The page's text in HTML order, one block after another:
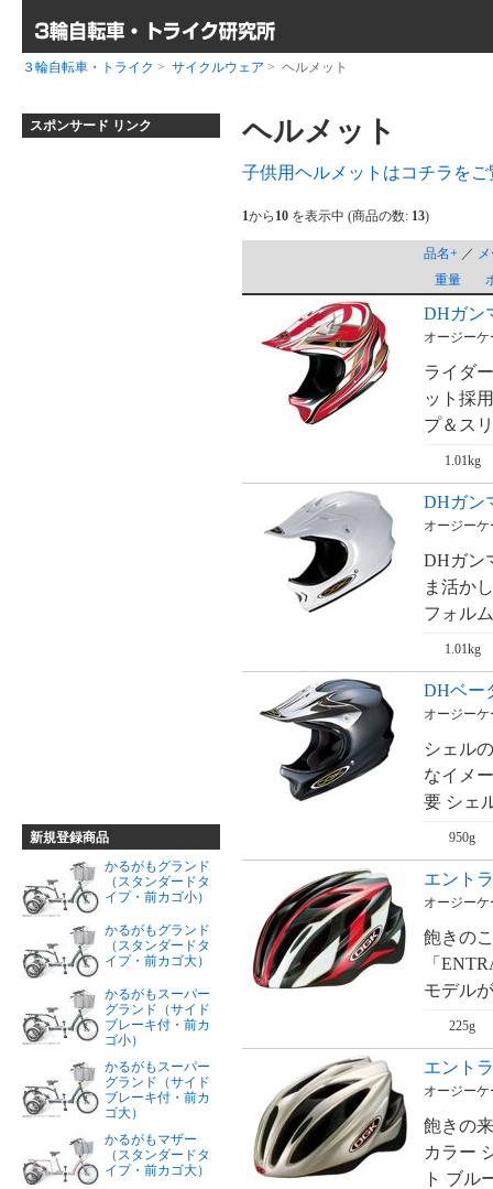
３輪自転車・トライク > サイクルウェア > ヘルメット
スポンサード リンク
新規登録商品
かるがもグランド
（スタンダードタ
イプ・前カゴ小）
かるがもグランド
（スタンダードタ
イプ・前カゴ大）
かるがもスーパー
グランド（サイド
ブレーキ付・前カ
ゴ小）
かるがもスーパー
グランド（サイド
ブレーキ付・前カ
ゴ大）
かるがもマザー
（スタンダードタ
イプ・前カゴ大）
ヘルメット
子供用ヘルメットはコチラをご
1から 10 を表示中 (商品の数: 13)
品名+ ／
重量
DHガン
オージー
ライダ
ット採
プ＆ス
1.01kg
DHガン
オージー
DHガン
ま活か
フォル
1.01kg
DHベー
オージー
シェル
なイメ
要 シェ
950g
エント
オージー
飽きの
「
モデル
225g
エント
オージー
飽きの
カラー
ト ブル